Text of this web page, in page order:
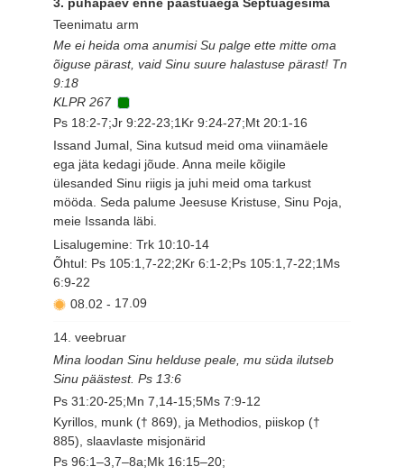
3. pühapäev enne paastuaega Septuagesima
Teenimatu arm
Me ei heida oma anumisi Su palge ette mitte oma
õiguse pärast, vaid Sinu suure halastuse pärast! Tn
9:18
KLPR 267
Ps 18:2-7;Jr 9:22-23;1Kr 9:24-27;Mt 20:1-16
Issand Jumal, Sina kutsud meid oma viinamäele
ega jäta kedagi jõude. Anna meile kõigile
ülesanded Sinu riigis ja juhi meid oma tarkust
mööda. Seda palume Jeesuse Kristuse, Sinu Poja,
meie Issanda läbi.
Lisalugemine: Trk 10:10-14
Õhtul: Ps 105:1,7-22;2Kr 6:1-2;Ps 105:1,7-22;1Ms
6:9-22
08.02 - 17.09
14. veebruar
Mina loodan Sinu helduse peale, mu süda ilutseb
Sinu päästest. Ps 13:6
Ps 31:20-25;Mn 7,14-15;5Ms 7:9-12
Kyrillos, munk († 869), ja Methodios, piiskop (†
885), slaavlaste misjonärid
Ps 96:1–3,7–8a;Mk 16:15–20;